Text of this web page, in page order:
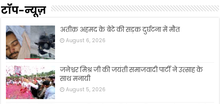
टॉप-न्यूज़
अतीक़ अहमद के बेटे की सड़क दुर्घटना में मौत
August 6, 2026
जनेश्वर मिश्र जी की जयंती समाजवादी पार्टी ने उत्साह के
साथ मनायी
August 5, 2026